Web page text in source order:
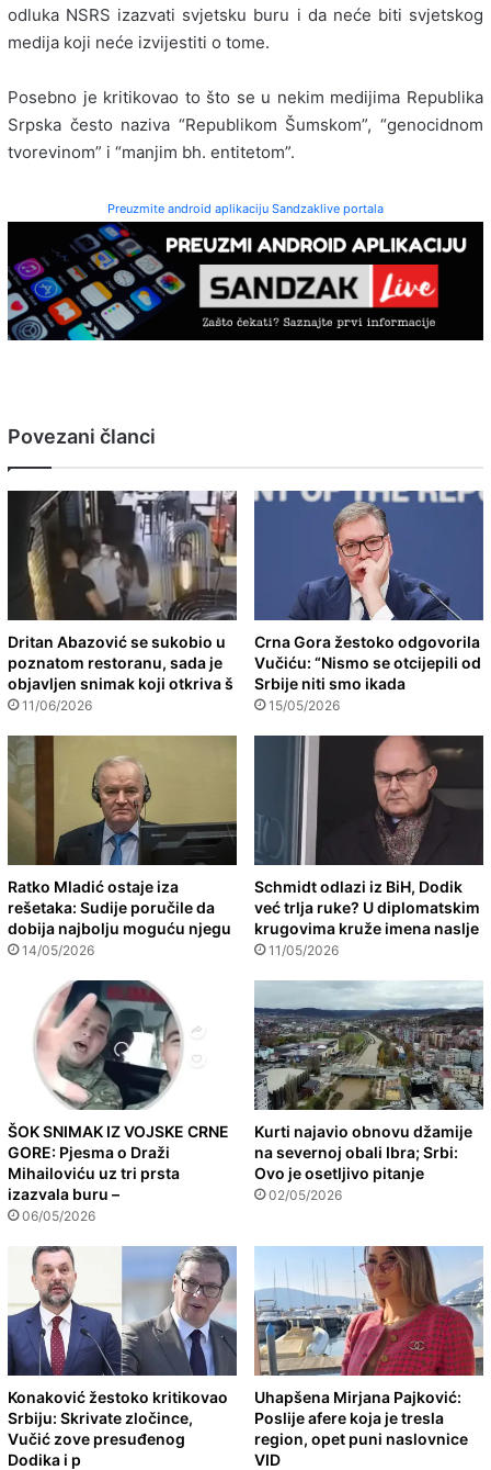
odluka NSRS izazvati svjetsku buru i da neće biti svjetskog
medija koji neće izvijestiti o tome.
Posebno je kritikovao to što se u nekim medijima Republika
Srpska često naziva “Republikom Šumskom”, “genocidnom
tvorevinom” i “manjim bh. entitetom”.
Preuzmite android aplikaciju Sandzaklive portala
Povezani članci
Dritan Abazović se sukobio u
poznatom restoranu, sada je
objavljen snimak koji otkriva š
11/06/2026
Crna Gora žestoko odgovorila
Vučiću: “Nismo se otcijepili od
Srbije niti smo ikada
15/05/2026
Ratko Mladić ostaje iza
rešetaka: Sudije poručile da
dobija najbolju moguću njegu
14/05/2026
Schmidt odlazi iz BiH, Dodik
već trlja ruke? U diplomatskim
krugovima kruže imena naslje
11/05/2026
ŠOK SNIMAK IZ VOJSKE CRNE
GORE: Pjesma o Draži
Mihailoviću uz tri prsta
izazvala buru –
06/05/2026
Kurti najavio obnovu džamije
na severnoj obali Ibra; Srbi:
Ovo je osetljivo pitanje
02/05/2026
Konaković žestoko kritikovao
Srbiju: Skrivate zločince,
Vučić zove presuđenog
Dodika i p
Uhapšena Mirjana Pajković:
Poslije afere koja je tresla
region, opet puni naslovnice
VID